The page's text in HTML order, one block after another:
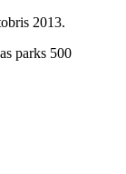
2013.